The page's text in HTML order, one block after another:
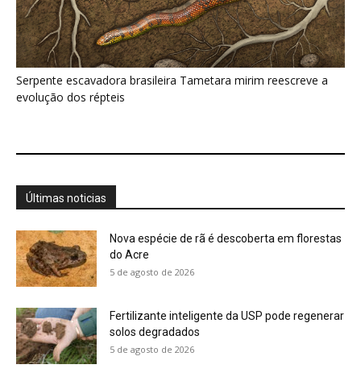
5 de agosto de 2026
Fertilizante inteligente da USP pode regenerar
solos degradados
5 de agosto de 2026
Um simples tapete de musgo escondia
5 de agosto de 2026
5 de agosto de 2026